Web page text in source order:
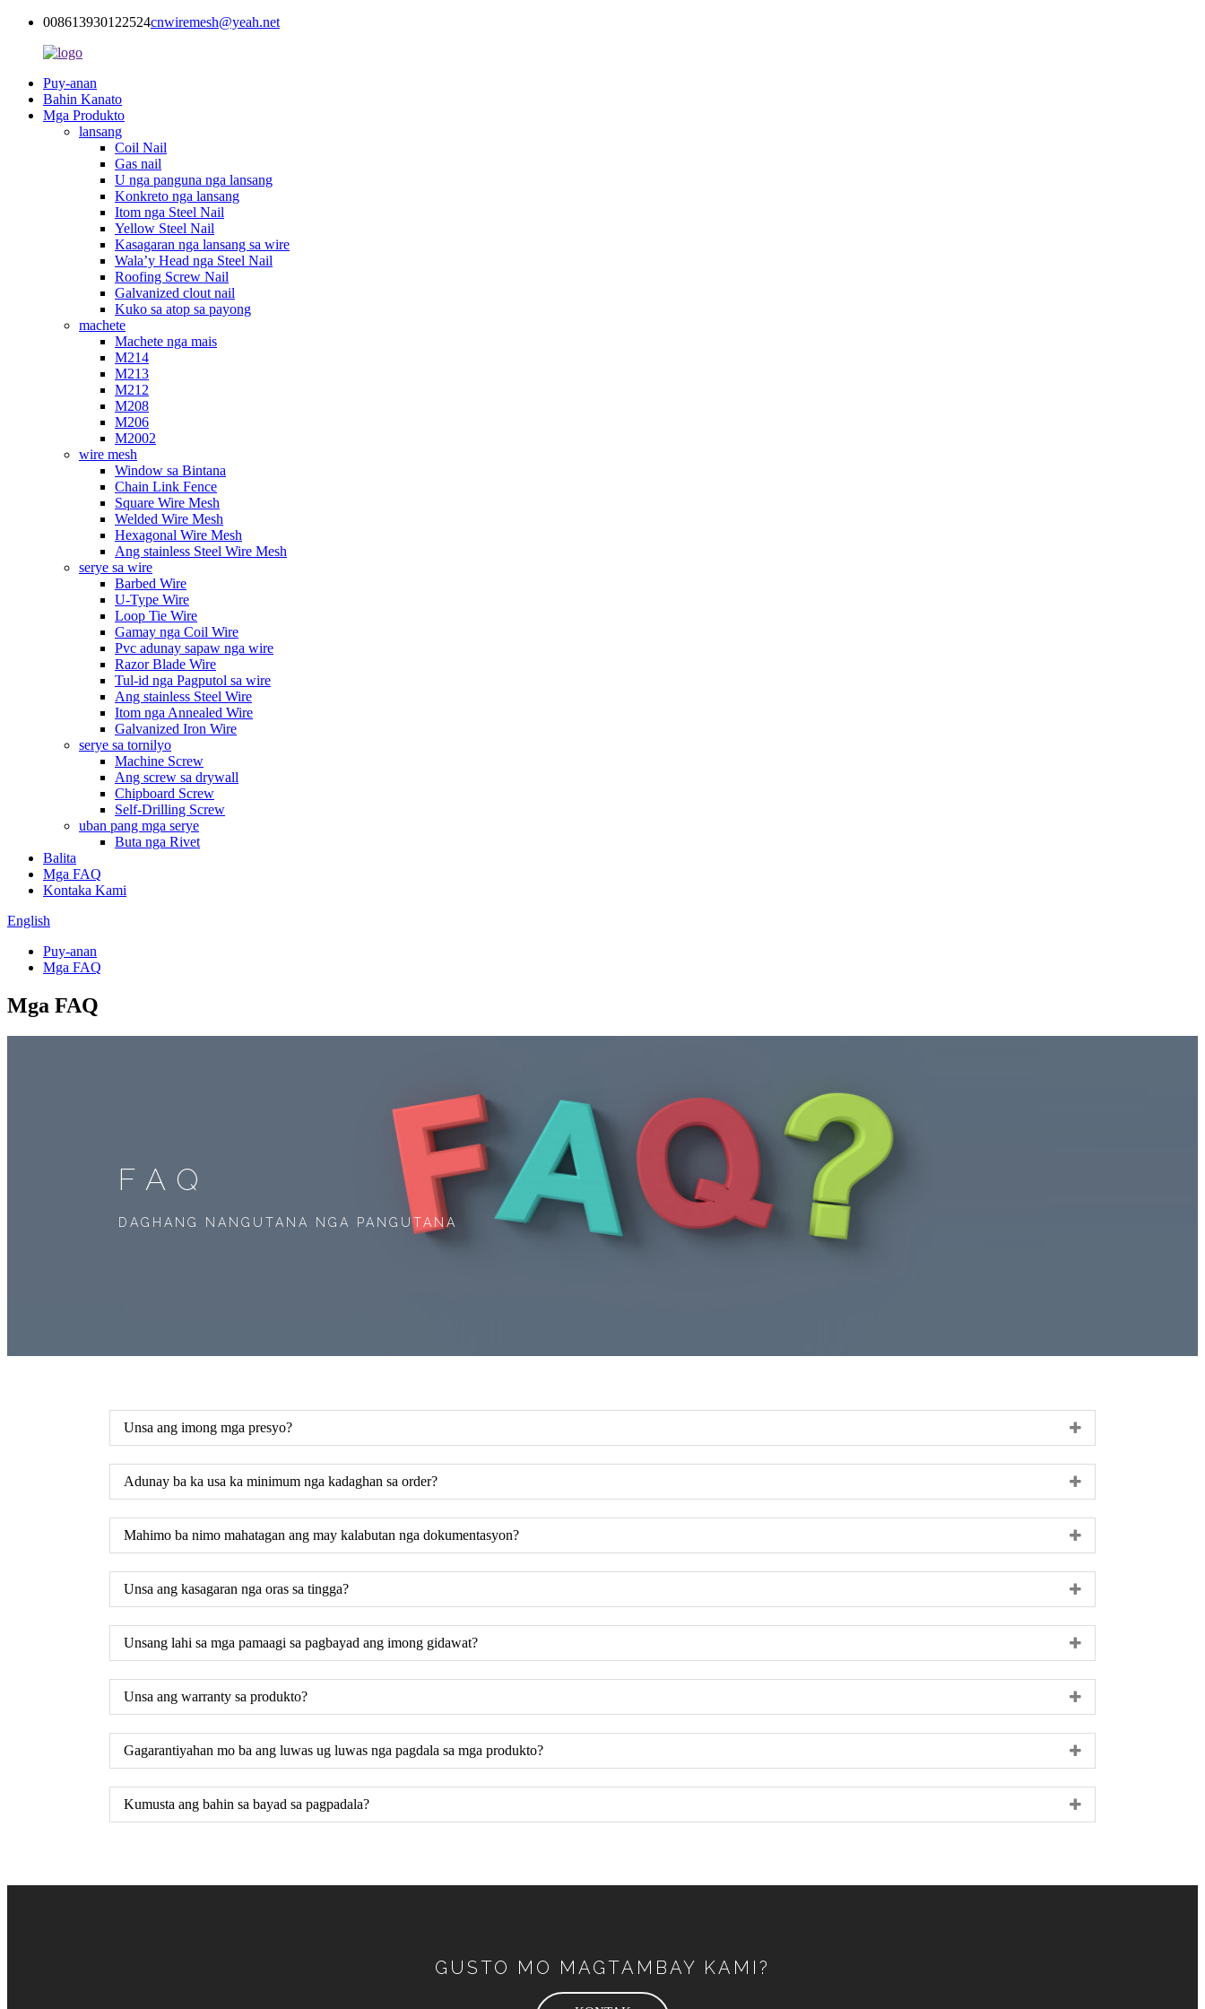
008613930122524cnwiremesh@yeah.net
Puy-anan
Bahin Kanato
Mga Produkto
lansang
Coil Nail
Gas nail
U nga panguna nga lansang
Konkreto nga lansang
Itom nga Steel Nail
Yellow Steel Nail
Kasagaran nga lansang sa wire
Wala’y Head nga Steel Nail
Roofing Screw Nail
Galvanized clout nail
Kuko sa atop sa payong
machete
Machete nga mais
M214
M213
M212
M208
M206
M2002
wire mesh
Window sa Bintana
Chain Link Fence
Square Wire Mesh
Welded Wire Mesh
Hexagonal Wire Mesh
Ang stainless Steel Wire Mesh
serye sa wire
Barbed Wire
U-Type Wire
Loop Tie Wire
Gamay nga Coil Wire
Pvc adunay sapaw nga wire
Razor Blade Wire
Tul-id nga Pagputol sa wire
Ang stainless Steel Wire
Itom nga Annealed Wire
Galvanized Iron Wire
serye sa tornilyo
Machine Screw
Ang screw sa drywall
Chipboard Screw
Self-Drilling Screw
uban pang mga serye
Buta nga Rivet
Balita
Mga FAQ
Kontaka Kami
English
Puy-anan
Mga FAQ
Mga FAQ
FAQ
DAGHANG NANGUTANA NGA PANGUTANA
Unsa ang imong mga presyo?
Adunay ba ka usa ka minimum nga kadaghan sa order?
Mahimo ba nimo mahatagan ang may kalabutan nga dokumentasyon?
Unsa ang kasagaran nga oras sa tingga?
Unsang lahi sa mga pamaagi sa pagbayad ang imong gidawat?
Unsa ang warranty sa produkto?
Gagarantiyahan mo ba ang luwas ug luwas nga pagdala sa mga produkto?
Kumusta ang bahin sa bayad sa pagpadala?
GUSTO MO MAGTAMBAY KAMI?